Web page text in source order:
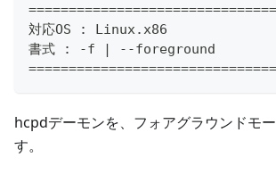
対応OS : Linux.x86
書式 : -f | --foreground
hcpdデーモンを、フォアグラウンドモ
す。